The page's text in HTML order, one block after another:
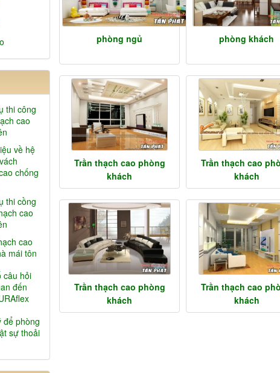
phòng ngủ phòng khách
Trần thạch cao phòng
khách
Trần thạch cao
khách
Trần thạch cao phòng
khách
Trần thạch cao
khách
thi công
cao
về hệ
chống
thi cồng
cao
cao
mái tôn
câu hỏi
đến
để phòng
sự thoải